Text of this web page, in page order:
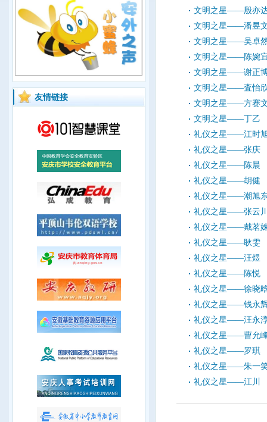
友情链接
文明之星——殷亦
文明之星——潘昱
文明之星——吴卓
文明之星——陈婉
文明之星——谢正
文明之星——査怡
文明之星——方赛
文明之星——丁乙
礼仪之星——江时
礼仪之星——张庆
礼仪之星——陈晨
礼仪之星——胡健
礼仪之星——潮旭
礼仪之星——张云
礼仪之星——戴茗
礼仪之星——耿雯
礼仪之星——汪煜
礼仪之星——陈悦
礼仪之星——徐晓
礼仪之星——钱永
礼仪之星——汪永
礼仪之星——曹允
礼仪之星——罗琪
礼仪之星——朱一
礼仪之星——江川